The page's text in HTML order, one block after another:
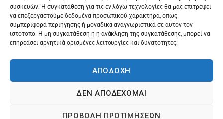
συσκευών. Η συγκατάθεση για τις εν λόγω τεχνολογίες θα μας επιτρέψει
να επεξεργαστούμε δεδομένα προσωπικού χαρακτήρα, όπως
συμπεριφορά περιήγησης ή μοναδικά αναγνωριστικά σε αυτόν τον
ιστότοπο. Η μη συγκατάθεση ή η ανάκληση της συγκατάθεσης, μπορεί να
επηρεάσει αρνητικά ορισμένες λειτουργίες και δυνατότητες.
ΑΠΟΔΟΧΉ
ΔΕΝ ΑΠΟΔΈΧΟΜΑΙ
ΠΡΟΒΟΛΉ ΠΡΟΤΙΜΉΣΕΩΝ
@2024 Karagilanis S.A. All rights reserved.